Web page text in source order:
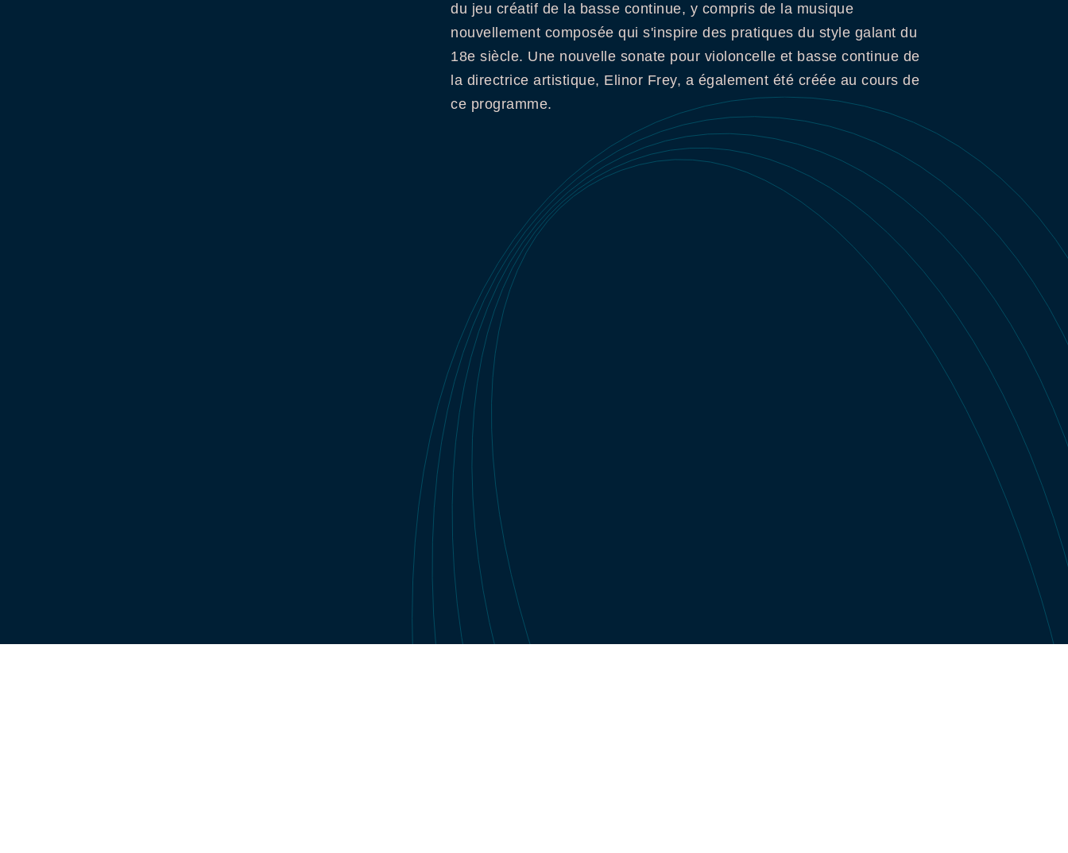
du jeu créatif de la basse continue, y compris de la musique
nouvellement composée qui s'inspire des pratiques du style galant du
18e siècle. Une nouvelle sonate pour violoncelle et basse continue de
la directrice artistique, Elinor Frey, a également été créée au cours de
ce programme.